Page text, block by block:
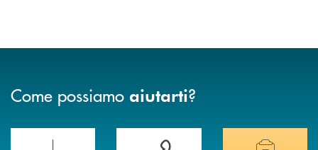
Come possiamo aiutarti?
Scopri le funzionalità della nuova PRENOTA BANCA
Hai bisogno di assistenza immediata?
Hai bisogno di